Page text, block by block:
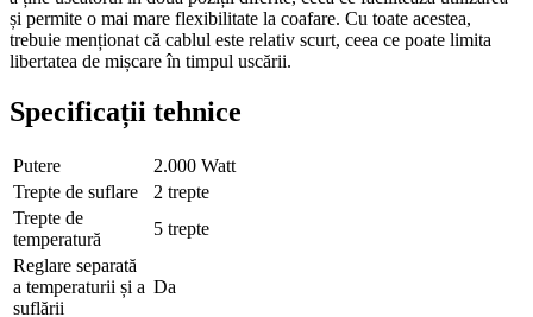
și permite o mai mare flexibilitate la coafare. Cu toate acestea,
trebuie menționat că cablul este relativ scurt, ceea ce poate limita
libertatea de mișcare în timpul uscării.
Specificații tehnice
Putere
2.000 Watt
Trepte de suflare
2 trepte
Trepte de
temperatură
5 trepte
Reglare separată
a temperaturii și a
suflării
Da